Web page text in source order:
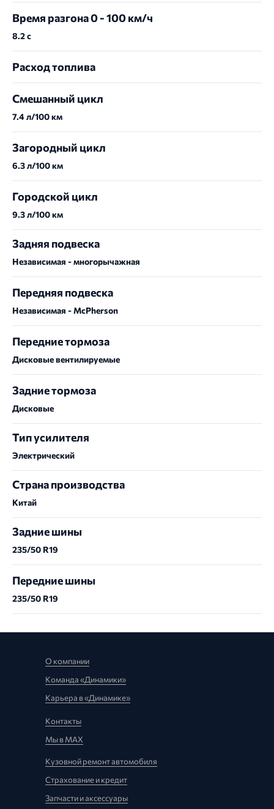
Время разгона 0 - 100 км/ч
8.2 с
Расход топлива
Смешанный цикл
7.4 л/100 км
Загородный цикл
6.3 л/100 км
Городской цикл
9.3 л/100 км
Задняя подвеска
Независимая - многорычажная
Передняя подвеска
Независимая - McPherson
Передние тормоза
Дисковые вентилируемые
Задние тормоза
Дисковые
Тип усилителя
Электрический
Страна производства
Китай
Задние шины
235/50 R19
Передние шины
235/50 R19
О компании
Команда «Динамики»
Карьера в «Динамике»
Кузовной ремонт автомобиля
Страхование и кредит
Запчасти и аксессуары
Контакты
Мы в MAX